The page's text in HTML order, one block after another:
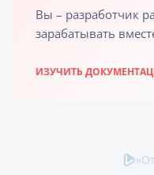
Вы – разработчик
зарабатывать
ИЗУЧИТЬ
»